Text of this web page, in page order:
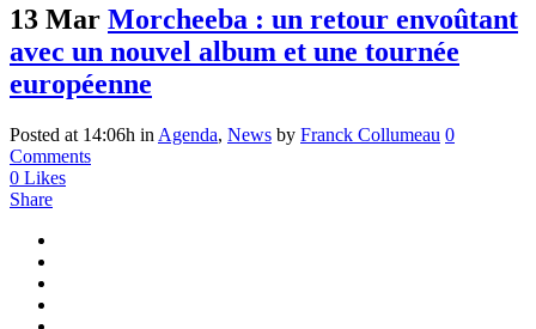
13 Mar Morcheeba : un retour envoûtant
avec un nouvel album et une tournée
européenne
Posted at 14:06h in Agenda, News by Franck Collumeau 0
Comments
0 Likes
Share